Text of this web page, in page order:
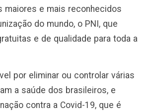
maiores e mais reconhecidos
do mundo, o PNI, que
e de qualidade para toda a
por eliminar ou controlar várias
a saúde dos brasileiros, e
contra a Covid-19, que é